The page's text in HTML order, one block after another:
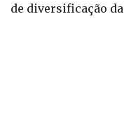
de diversificação da